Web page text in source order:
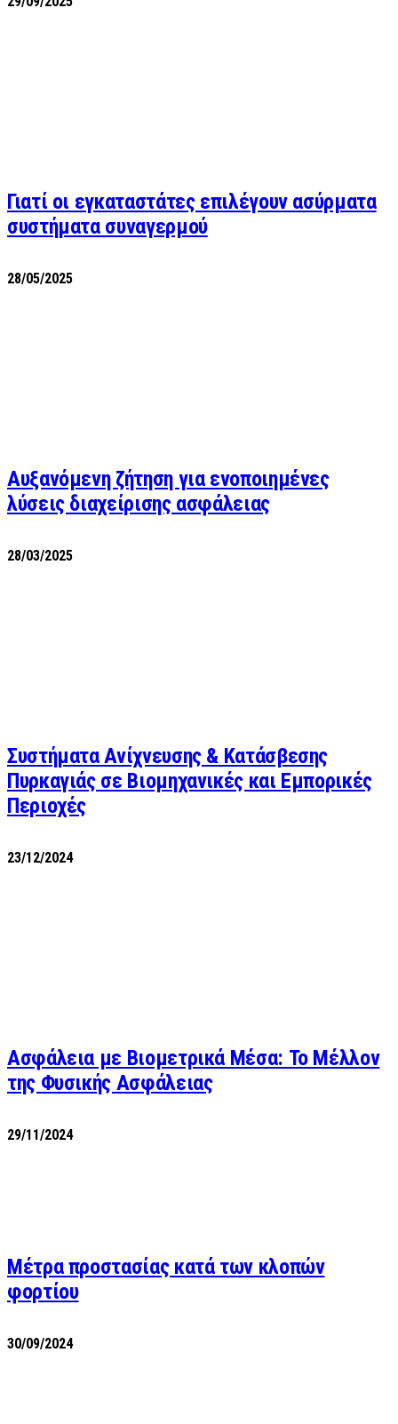
Γιατί οι εγκαταστάτες επιλέγουν ασύρματα
συστήματα συναγερμού
28/05/2025
Αυξανόμενη ζήτηση για ενοποιημένες
λύσεις διαχείρισης ασφάλειας
28/03/2025
Συστήματα Ανίχνευσης & Κατάσβεσης
Πυρκαγιάς σε Βιομηχανικές και Εμπορικές
Περιοχές
23/12/2024
Ασφάλεια με Βιομετρικά Μέσα: Το Μέλλον
της Φυσικής Ασφάλειας
29/11/2024
Μέτρα προστασίας κατά των κλοπών
φορτίου
30/09/2024